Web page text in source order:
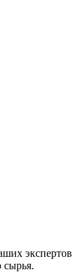
экспертов
сырья.